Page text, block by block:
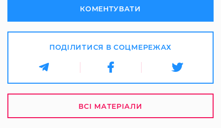
КОМЕНТУВАТИ
ПОДІЛИТИСЯ В СОЦМЕРЕЖАХ
ВСІ МАТЕРІАЛИ